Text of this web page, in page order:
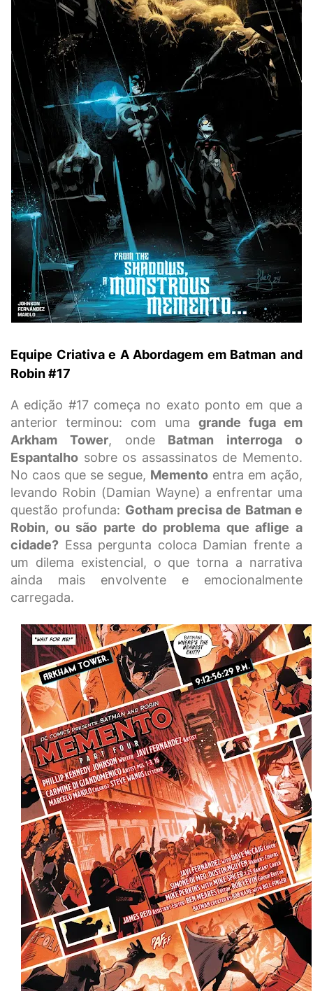
Equipe Criativa e A Abordagem em Batman and
Robin #17
A edição #17 começa no exato ponto em que a
anterior terminou: com uma grande fuga em
Arkham Tower, onde Batman interroga o
Espantalho sobre os assassinatos de Memento.
No caos que se segue, Memento entra em ação,
levando Robin (Damian Wayne) a enfrentar uma
questão profunda: Gotham precisa de Batman e
Robin, ou são parte do problema que aflige a
cidade? Essa pergunta coloca Damian frente a
um dilema existencial, o que torna a narrativa
ainda mais envolvente e emocionalmente
carregada.